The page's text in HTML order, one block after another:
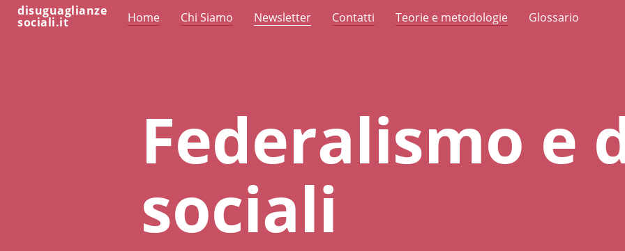
disuguaglianze
sociali.it Home Chi Siamo Newsletter Contatti Teorie e metodologie Glossario
Federalismo e
sociali